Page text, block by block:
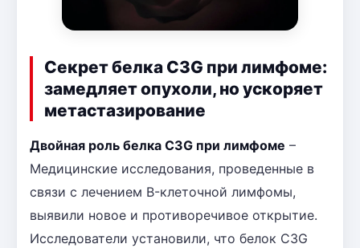
Секрет белка C3G при лимфоме:
замедляет опухоли, но ускоряет
метастазирование
Двойная роль белка C3G при лимфоме –
Медицинские исследования, проведенные в
связи с лечением B-клеточной лимфомы,
выявили новое и противоречивое открытие.
Исследователи установили, что белок C3G